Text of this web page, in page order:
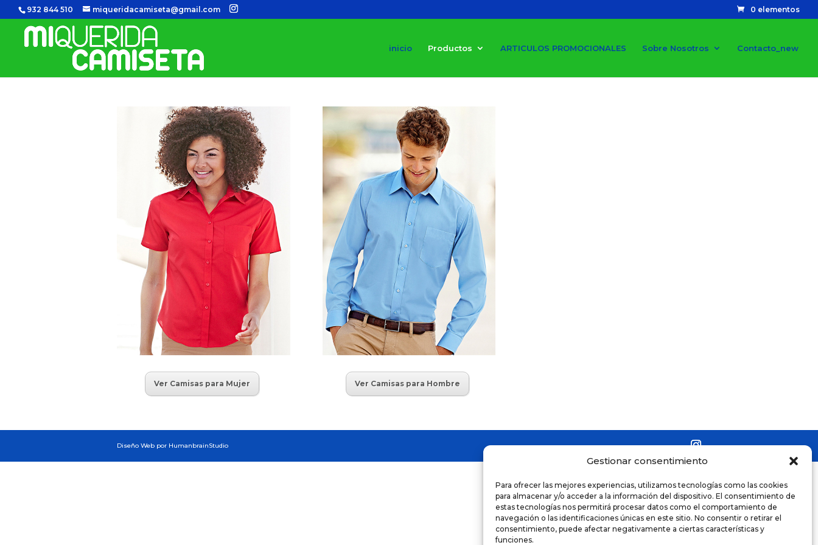
Gestionar consentimiento
Para ofrecer las mejores experiencias, utilizamos tecnologías como las cookies
para almacenar y/o acceder a la información del dispositivo. El consentimiento de
estas tecnologías nos permitirá procesar datos como el comportamiento de
navegación o las identificaciones únicas en este sitio. No consentir o retirar el
consentimiento, puede afectar negativamente a ciertas características y
funciones.
932 844 510 miqueridacamiseta@gmail.com 0 elementos
inicio Productos ARTICULOS PROMOCIONALES Sobre Nosotros Contacto_new
Ver Camisas para Mujer Ver Camisas para Hombre
Diseño Web por HumanbrainStudio